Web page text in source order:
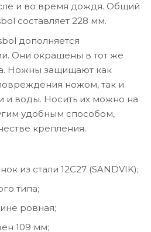
и во время дождя. Общий
составляет 228 мм.
дополняется
Они окрашены в тот же
Ножны защищают как
ножом, так и
и воды. Носить их можно на
удобным способом,
крепления.
из стали 12С27 (SANDVIK);
типа;
ровная;
109 мм;